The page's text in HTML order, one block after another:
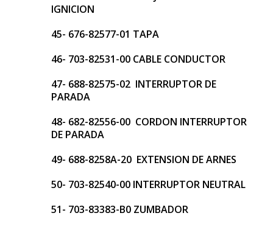
IGNICION
45- 676-82577-01 TAPA
46- 703-82531-00 CABLE CONDUCTOR
47- 688-82575-02 INTERRUPTOR DE
PARADA
48- 682-82556-00 CORDON INTERRUPTOR
DE PARADA
49- 688-8258A-20 EXTENSION DE ARNES
50- 703-82540-00 INTERRUPTOR NEUTRAL
51- 703-83383-B0 ZUMBADOR